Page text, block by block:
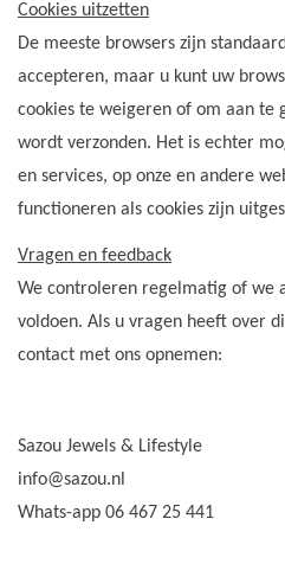
Cookies uitzetten
De meeste browsers zijn
accepteren, maar u kunt uw
cookies te weigeren of om aan te
wordt verzonden. Het is echter
en services, op onze en andere
functioneren als cookies zijn
Vragen en feedback
We controleren regelmatig of we
voldoen. Als u vragen heeft over
contact met ons opnemen:
Sazou Jewels & Lifestyle
info@sazou.nl
Whats-app 06 467 25 441